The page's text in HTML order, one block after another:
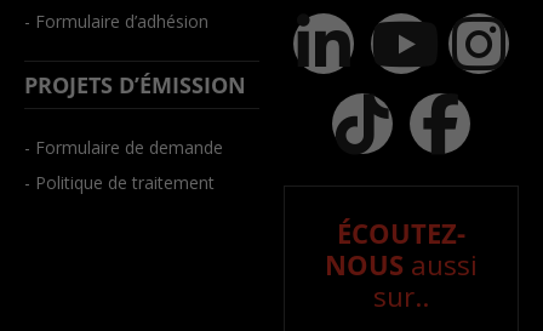
- Formulaire d’adhésion
PROJETS D’ÉMISSION
- Formulaire de demande
- Politique de traitement
ÉCOUTEZ-
NOUS aussi
sur..